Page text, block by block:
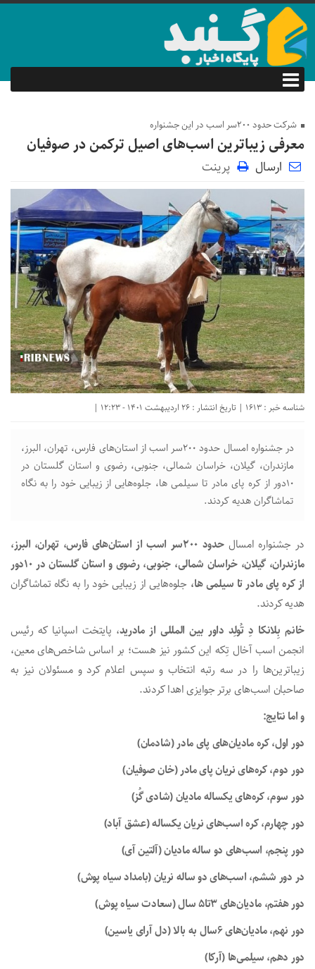
شرکت حدود ۲۰۰سر اسب در این جشنواره
معرفی زیباترین اسب‌های اصیل ترکمن در صوفیان
ارسال پرینت
شناسه خبر : 1613 | تاریخ انتشار : 26 اردیبهشت 1401 - 12:23 |
در جشنواره امسال حدود ۲۰۰سر اسب از استان‌های فارس، تهران، البرز،
مازندران، گیلان، خراسان شمالی، جنوبی، رضوی و استان گلستان در
۱۰دور از کره پای مادر تا سیلمی ها، جلوه‌هایی از زیبایی خود را به نگاه
تماشاگران هدیه کردند.
در جشنواره امسال
حدود ۲۰۰سر اسب از استان‌های فارس، تهران، البرز،
مازندران، گیلان، خراسان شمالی، جنوبی، رضوی و استان گلستان در ۱۰دور
از کره پای مادر تا سیلمی ها، جلوه‌هایی از زیبایی خود را به نگاه تماشاگران
هدیه کردند.
خانم بِلانکا دِ تُولِد داور بین المللی از مادرید، پایتخت اسپانیا که رئیس
انجمن اسب آخال تِکه این کشور نیز هست؛ بر اساس شاخص‌های معین،
زیباترین‌ها را در سه رتبه انتخاب و سپس اعلام کرد و مسئولان نیز به
صاحبان اسب‌های برتر جوایزی اهدا کردند.
و اما نتایج:
دور اول، کره مادیان‌های پای مادر (شادمان)
دور دوم، کره‌های نریان پای مادر (خان صوفیان)
دور سوم، کره‌های یکساله مادیان (شادی گُز)
دور چهارم، کره اسب‌های نریان یکساله (عشق آباد)
دور پنجم، اسب‌های دو ساله مادیان (آلتین آی)
در دور ششم، اسب‌های دو ساله نریان (بامداد سیاه پوش)
دور هفتم، مادیان‌های ۳تا۵ سال (سعادت سیاه پوش)
دور نهم، مادیان‌های ۶سال به بالا (دل آرای یاسین)
دور دهم، سیلمی‌ها (آرکا)